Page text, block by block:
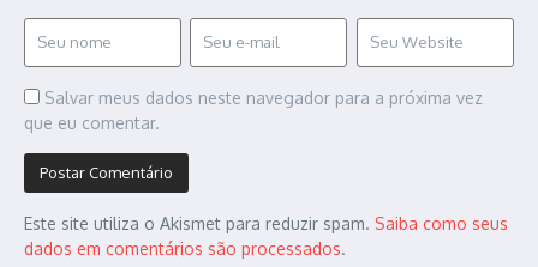
Salvar meus dados neste navegador para a próxima vez
que eu comentar.
Este site utiliza o Akismet para reduzir spam. Saiba como seus
dados em comentários são processados.